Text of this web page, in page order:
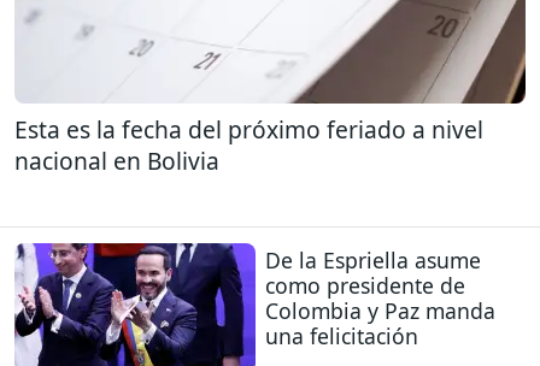
Esta es la fecha del próximo feriado a nivel
nacional en Bolivia
De la Espriella asume
como presidente de
Colombia y Paz manda
una felicitación